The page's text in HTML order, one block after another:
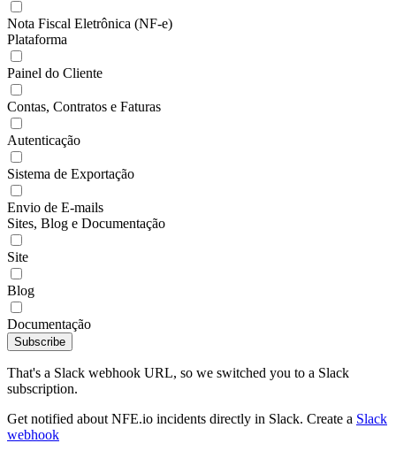
Nota Fiscal Eletrônica (NF-e)
Plataforma
Painel do Cliente
Contas, Contratos e Faturas
Autenticação
Sistema de Exportação
Envio de E-mails
Sites, Blog e Documentação
Site
Blog
Documentação
Subscribe
That's a Slack webhook URL, so we switched you to a Slack
subscription.
Get notified about NFE.io incidents directly in Slack. Create a Slack
webhook